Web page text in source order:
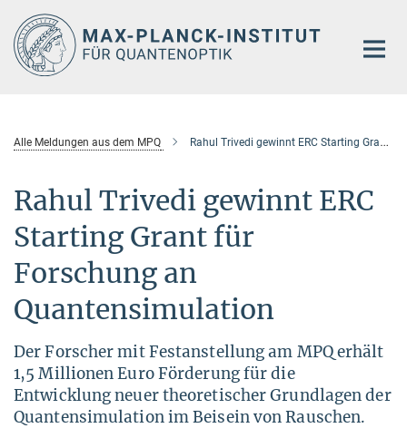
Hauptinhalt
Alle Meldungen aus dem MPQ Rahul Trivedi gewinnt ERC Starting Grant für Forschung an Quantensimulation
Rahul Trivedi gewinnt ERC
Starting Grant für
Forschung an
Quantensimulation
Der Forscher mit Festanstellung am MPQ erhält
1,5 Millionen Euro Förderung für die
Entwicklung neuer theoretischer Grundlagen der
Quantensimulation im Beisein von Rauschen.